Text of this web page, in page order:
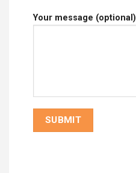
Your message (optional)